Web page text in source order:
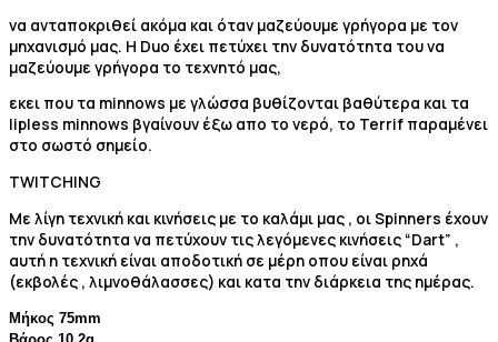
να ανταποκριθεί ακόμα και όταν μαζεύουμε γρήγορα με τον
μηχανισμό μας. Η Duo έχει πετύχει την δυνατότητα του να
μαζεύουμε γρήγορα το τεχνητό μας,
εκει που τα minnows με γλώσσα βυθίζονται βαθύτερα και τα
lipless minnows βγαίνουν έξω απο το νερό, το Terrif παραμένει
στο σωστό σημείο.
TWITCHING
Με λίγη τεχνική και κινήσεις με το καλάμι μας , οι Spinners έχουν
την δυνατότητα να πετύχουν τις λεγόμενες κινήσεις “Dart” ,
αυτή η τεχνική είναι αποδοτική σε μέρη οπου είναι ρηχά
(εκβολές , λιμνοθάλασσες) και κατα την διάρκεια της ημέρας.
Μήκος 75mm